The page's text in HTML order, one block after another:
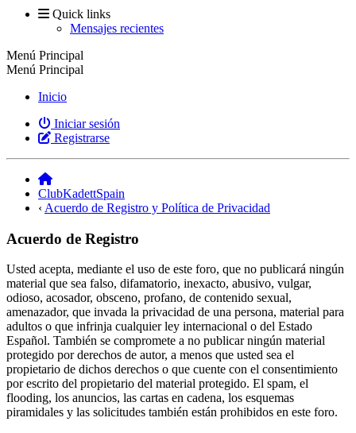
Quick links
Mensajes recientes
Menú Principal
Menú Principal
Inicio
Iniciar sesión
Registrarse
ClubKadettSpain
‹ Acuerdo de Registro y Política de Privacidad
Acuerdo de Registro
Usted acepta, mediante el uso de este foro, que no publicará ningún
material que sea falso, difamatorio, inexacto, abusivo, vulgar,
odioso, acosador, obsceno, profano, de contenido sexual,
amenazador, que invada la privacidad de una persona, material para
adultos o que infrinja cualquier ley internacional o del Estado
Español. También se compromete a no publicar ningún material
protegido por derechos de autor, a menos que usted sea el
propietario de dichos derechos o que cuente con el consentimiento
por escrito del propietario del material protegido. El spam, el
flooding, los anuncios, las cartas en cadena, los esquemas
piramidales y las solicitudes también están prohibidos en este foro.